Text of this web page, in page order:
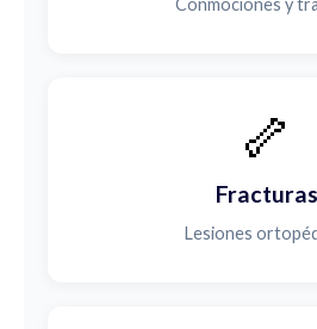
Conmociones y
🦴
Fracturas
Lesiones